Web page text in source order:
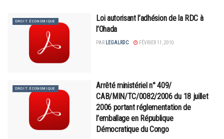
DROIT ÉCONOMIQUE
Loi autorisant l’adhésion de la RDC à
l’Ohada
PAR LEGALRDC FÉVRIER 11, 2010
DROIT ÉCONOMIQUE
Arrêté ministériel n° 409/
CAB/MIN/TC/0082/2006 du 18 juillet
2006 portant réglementation de
l’emballage en République
Démocratique du Congo